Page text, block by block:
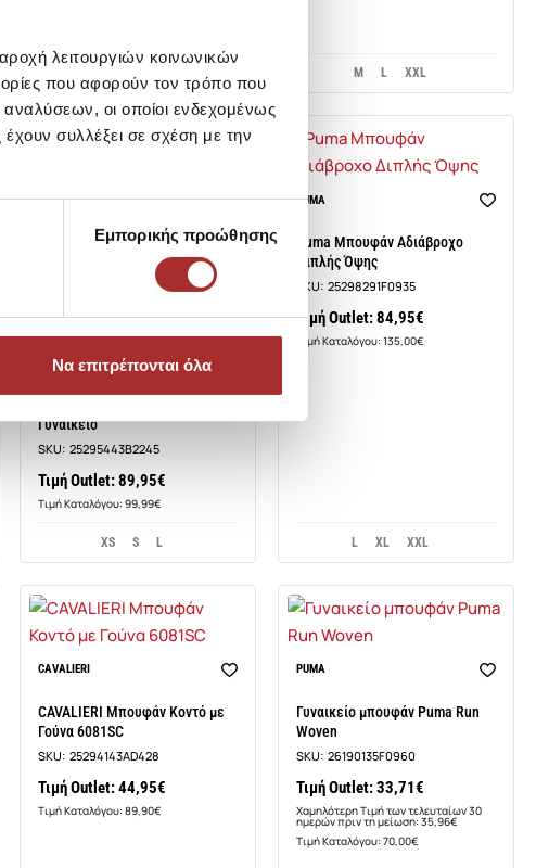
λειτουργιών κοινωνικών
που αφορούν τον τρόπο που
οι οποίοι ενδεχομένως
συλλέξει σε σχέση με την
Εμπορικής προώθησης
Να επιτρέπονται όλα
M L XXL
ONLY
Γυναικείο
SKU: 25295443B2245
Τιμή Outlet: 89,95€
Τιμή Καταλόγου: 99,99€
XS S L
PUMA
Puma Μπουφάν Αδιάβροχο
Διπλής Όψης
SKU: 25298291F0935
Τιμή Outlet: 84,95€
Τιμή Καταλόγου: 135,00€
L XL XXL
CAVALIERI
CAVALIERI Μπουφάν Κοντό με
Γούνα 6081SC
SKU: 25294143AD428
Τιμή Outlet: 44,95€
Τιμή Καταλόγου: 89,90€
-6%
PUMA
Γυναικείο μπουφάν Puma Run
Woven
SKU: 26190135F0960
Τιμή Outlet: 33,71€
Χαμηλότερη Τιμή των τελευταίων 30
ημερών πριν τη μείωση: 35,96€
Τιμή Καταλόγου: 70,00€